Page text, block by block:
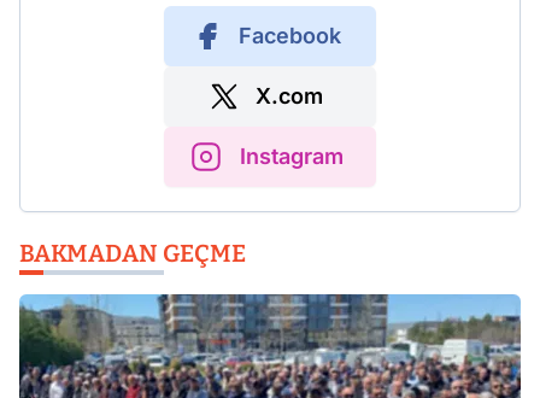
Facebook
X.com
Instagram
BAKMADAN GEÇME